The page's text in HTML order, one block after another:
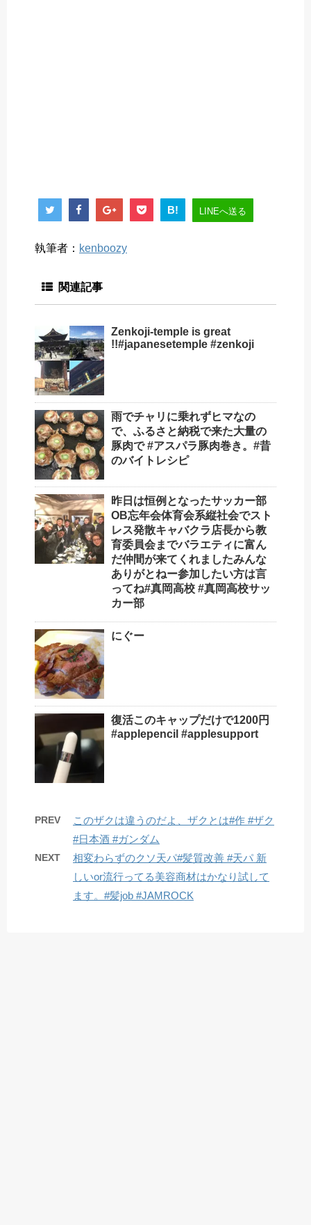
B! LINEへ送る
執筆者： kenboozy
関連記事
Zenkoji-temple is great
!!#japanesetemple #zenkoji
雨でチャリに乗れずヒマなの
で、ふるさと納税で来た大量の
豚肉で #アスパラ豚肉巻き。#昔
のバイトレシピ
昨日は恒例となった️サッカー部
OB忘年会体育会系縦社会でスト
レス発散️キャバクラ店長から教
育委員会までバラエティに富ん
だ仲間が来てくれましたみんな
ありがとねー参加したい方は言
ってね#真岡高校 #真岡高校サッ
カー部
にぐー
復活このキャップだけで1200円️
#applepencil #applesupport
PREV
このザクは違うのだよ、ザクとは#作 #ザク
#日本酒 #ガンダム
NEXT
相変わらずのクソ天パ#髪質改善 #天パ 新
しいor流行ってる美容商材はかなり試して
ます。#髪job #JAMROCK